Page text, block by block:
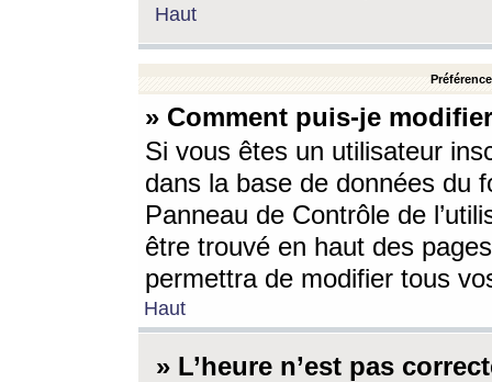
Haut
» Comment puis-je
Si vous êtes un utilisateur
dans la base de données du
Panneau de Contrôle de
être trouvé en haut des
permettra de modifier tous
Haut
» L’heure n’est pas